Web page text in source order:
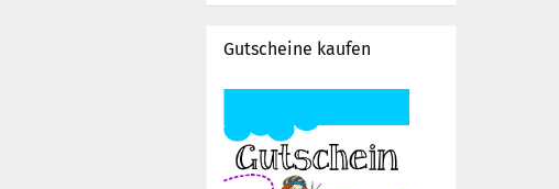
Gutscheine kaufen